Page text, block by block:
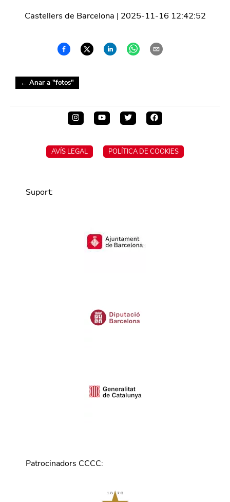
Castellers de Barcelona | 2025-11-16 12:42:52
← Anar a "fotos"
AVÍS LEGAL POLÍTICA DE COOKIES
Suport:
Patrocinadors CCCC: